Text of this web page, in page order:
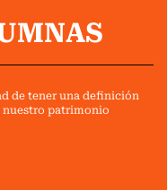
de tener una definición
nuestro patrimonio